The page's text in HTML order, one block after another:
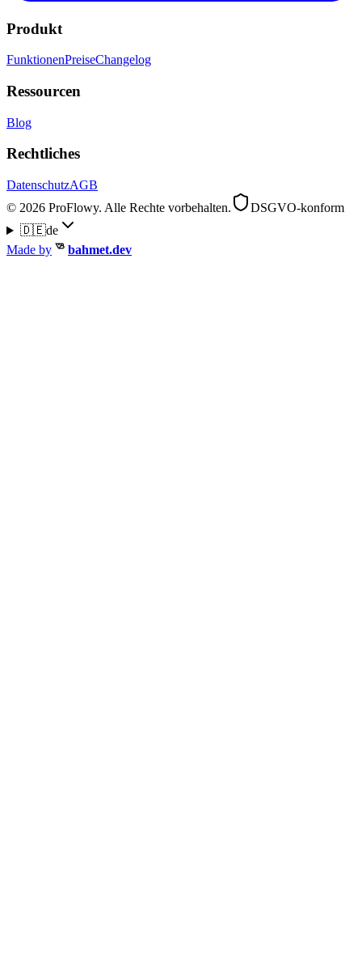
Produkt
FunktionenPreiseChangelog
Ressourcen
Blog
Rechtliches
DatenschutzAGB
© 2026 ProFlowy. Alle Rechte vorbehalten.
DSGVO-konform
🇩🇪de
Made by
bahmet.dev